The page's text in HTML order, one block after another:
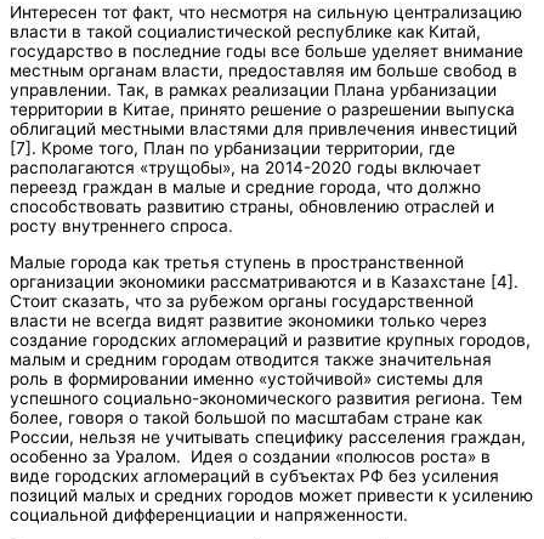
Интересен тот факт, что несмотря на сильную централизацию
власти в такой социалистической республике как Китай,
государство в последние годы все больше уделяет внимание
местным органам власти, предоставляя им больше свобод в
управлении. Так, в рамках реализации Плана урбанизации
территории в Китае, принято решение о разрешении выпуска
облигаций местными властями для привлечения инвестиций
[7]. Кроме того, План по урбанизации территории, где
располагаются «трущобы», на 2014-2020 годы включает
переезд граждан в малые и средние города, что должно
способствовать развитию страны, обновлению отраслей и
росту внутреннего спроса.
Малые города как третья ступень в пространственной
организации экономики рассматриваются и в Казахстане [4].
Стоит сказать, что за рубежом органы государственной
власти не всегда видят развитие экономики только через
создание городских агломераций и развитие крупных городов,
малым и средним городам отводится также значительная
роль в формировании именно «устойчивой» системы для
успешного социально-экономического развития региона. Тем
более, говоря о такой большой по масштабам стране как
России, нельзя не учитывать специфику расселения граждан,
особенно за Уралом. Идея о создании «полюсов роста» в
виде городских агломераций в субъектах РФ без усиления
позиций малых и средних городов может привести к усилению
социальной дифференциации и напряженности.